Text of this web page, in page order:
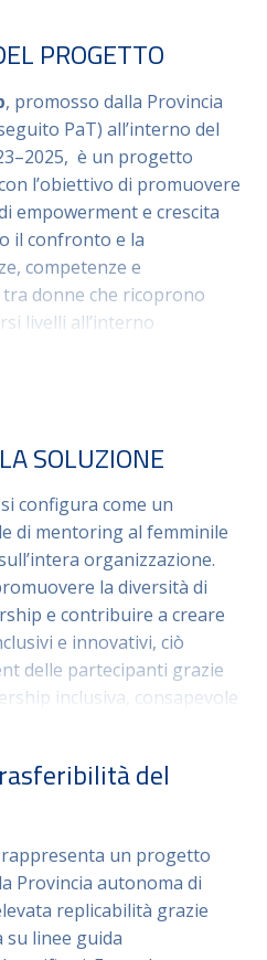
PROGETTO
, promosso dalla Provincia
PaT) all’interno del
è un progetto
l’obiettivo di promuovere
empowerment e crescita
il confronto e la
competenze e
donne che ricoprono
livelli all’interno
volto a rafforzare la
la diffusione di pratiche di
Il programma
individuali e
le mentor e 22 per le
e settembre 2026.
SOLUZIONE
si configura come un
di mentoring al femminile
organizzazione.
la diversità di
e contribuire a creare
e innovativi, ciò
delle partecipanti grazie
inclusiva, consapevole
delle proprie
delle competenze
la consapevolezza
professionale e a
manageriali. Il progetto
le competenze
nei percorsi di carriera.
generali, dirigenti e
del
rappresenta un progetto
Provincia autonoma di
replicabilità grazie
linee guida